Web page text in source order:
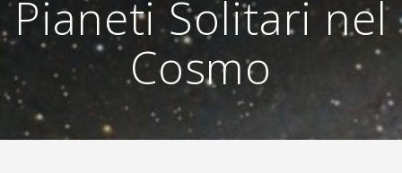
Pianeti Solitari nel
Cosmo